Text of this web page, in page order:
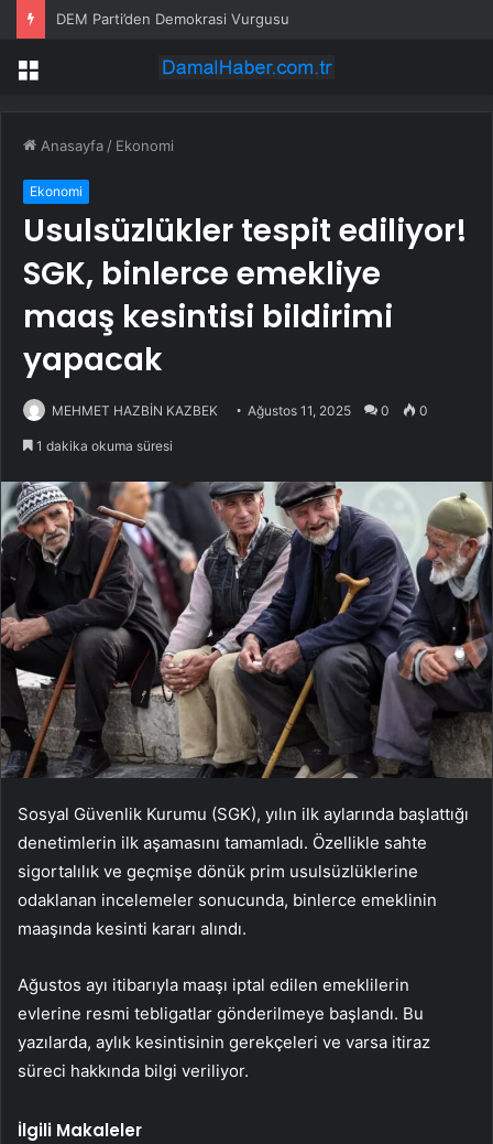
DEM Parti’den Demokrasi Vurgusu
Menü
Anasayfa / Ekonomi
Ekonomi
Usulsüzlükler tespit ediliyor!
SGK, binlerce emekliye
maaş kesintisi bildirimi
yapacak
MEHMET HAZBİN KAZBEK Ağustos 11, 2025 0 0
1 dakika okuma süresi
Sosyal Güvenlik Kurumu (SGK), yılın ilk aylarında başlattığı
denetimlerin ilk aşamasını tamamladı. Özellikle sahte
sigortalılık ve geçmişe dönük prim usulsüzlüklerine
odaklanan incelemeler sonucunda, binlerce emeklinin
maaşında kesinti kararı alındı.
Ağustos ayı itibarıyla maaşı iptal edilen emeklilerin
evlerine resmi tebligatlar gönderilmeye başlandı. Bu
yazılarda, aylık kesintisinin gerekçeleri ve varsa itiraz
süreci hakkında bilgi veriliyor.
İlgili Makaleler